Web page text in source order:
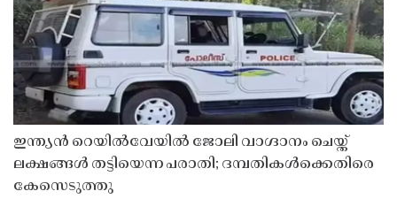
ഇന്ത്യൻ റെയിൽവേയിൽ ജോലി വാഗ്ദാനം ചെയ്ത്
ലക്ഷങ്ങൾ തട്ടിയെന്ന പരാതി; ദമ്പതികൾക്കെതിരെ
കേസെടുത്തു